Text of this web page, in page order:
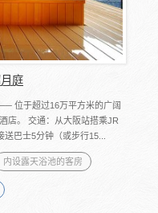
庭
位于超过16万平方米的广阔
店。 交通：从大阪站搭乘JR
巴士5分钟（或步行15...
内设露天浴池的客房